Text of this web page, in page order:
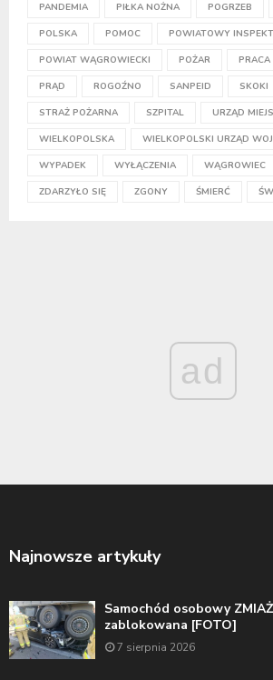
PANDEMIA PIŁKA NOŻNA POGRZEB
POLSKA POMOC POWIATOWY
POWIAT WĄGROWIECKI POŻAR PRACA
PRĄD ROGOŹNO SANPEID SKOKI
STRAŻ POŻARNA SZPITAL URZĄD
WIELKOPOLSKA WIELKOPOLSKI URZĄD
WYPADEK WYŁĄCZENIA WĄGROWIEC
ZDARZYŁO SIĘ ZGONY ŚMIERĆ
ad
Najnowsze artykuły
Samochód osobowy
zablokowana [FOTO]
7 sierpnia 2026